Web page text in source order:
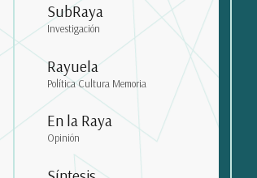
SubRaya
Investigación
Rayuela
Política Cultura Memoria
En la Raya
Opinión